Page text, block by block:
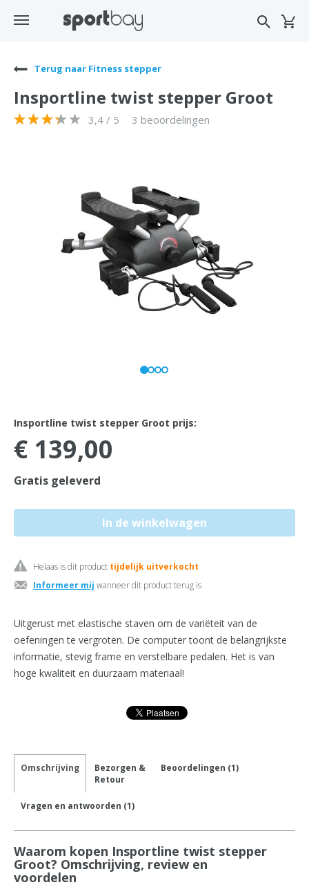
Terug naar Fitness stepper
Insportline twist stepper Groot
3,4 / 5 3 beoordelingen
Insportline twist stepper Groot prijs:
€ 139,00
Gratis geleverd
Helaas is dit product tijdelijk uitverkocht
Informeer mij wanneer dit product terug is
Uitgerust met elastische staven om de variëteit van de
oefeningen te vergroten. De computer toont de belangrijkste
informatie, stevig frame en verstelbare pedalen. Het is van
hoge kwaliteit en duurzaam materiaal!
Omschrijving
Bezorgen &
Retour
Beoordelingen (1)
Vragen en antwoorden (1)
Waarom kopen Insportline twist stepper
Groot? Omschrijving, review en
voordelen